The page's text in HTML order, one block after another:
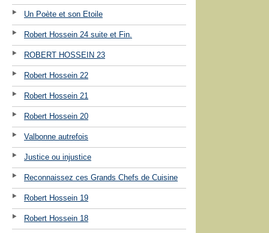
Un Poète et son Etoile
Robert Hossein 24 suite et Fin.
ROBERT HOSSEIN 23
Robert Hossein 22
Robert Hossein 21
Robert Hossein 20
Valbonne autrefois
Justice ou injustice
Reconnaissez ces Grands Chefs de Cuisine
Robert Hossein 19
Robert Hossein 18